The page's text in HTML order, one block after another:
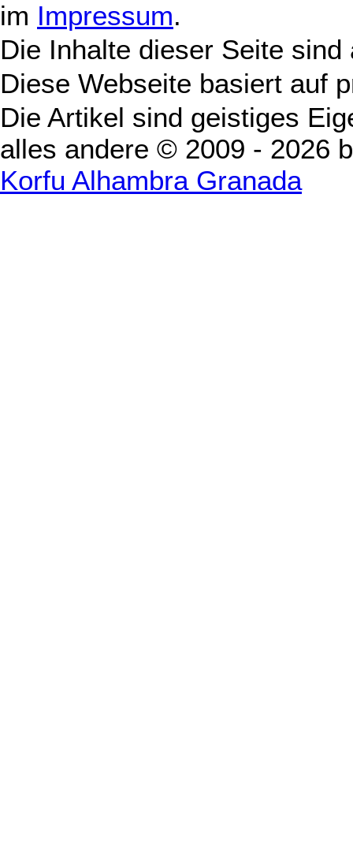
im Impressum.
Die Inhalte dieser Seite
Diese Webseite basiert auf
Die Artikel sind geistiges
alles andere © 2009 - 2026
Korfu Alhambra Granada